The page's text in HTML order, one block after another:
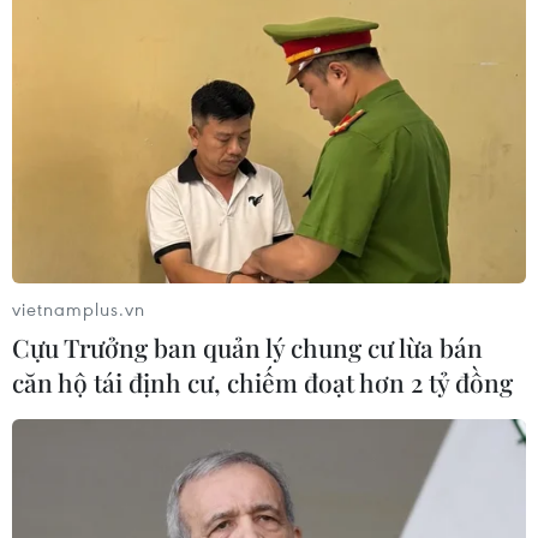
CƠ QUAN CHỦ QUẢN: THÔNG TẤN XÃ VIỆT NAM
Tổng Biên tập: TRẦN TIẾN DUẨN
Phó Tổng Biên tập: NGUYỄN THỊ TÁM, KHÚC THANH
Quy định sử dụng
Ngôn ngữ
TTXVN
Dịch vụ tin
Quảng cáo
Liên hệ
vietnamplus.vn
Cựu Trưởng ban quản lý chung cư lừa bán
căn hộ tái định cư, chiếm đoạt hơn 2 tỷ đồng